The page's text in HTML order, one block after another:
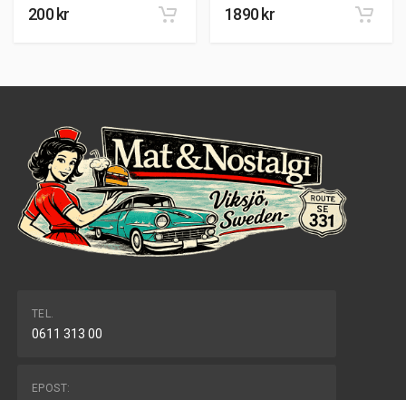
200 kr 1890 kr
TEL.
0611 313 00
EPOST: